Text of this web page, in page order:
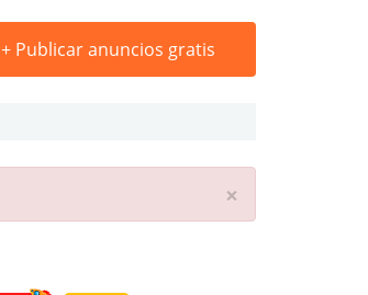
+Publicar anuncios gratis
×